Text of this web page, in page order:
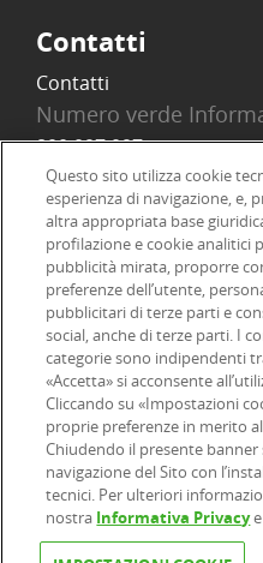
Contatti
Contatti
Numero verde
800 097 097
Email
info@onlinesim.it
Social
©2026 Online SIM, società del
12927410154
Informazioni legali|
| |
Questo sito utilizza cookie
esperienza di navigazione, e,
altra appropriata base
profilazione e cookie analitici
pubblicità mirata, proporre
preferenze dell’utente,
pubblicitari di terze parti e
social, anche di terze parti. I
categorie sono indipendenti
«Accetta» si acconsente
Cliccando su «Impostazioni
proprie preferenze in merito
Chiudendo il presente
navigazione del Sito con
tecnici. Per ulteriori
nostra Informativa Privacy